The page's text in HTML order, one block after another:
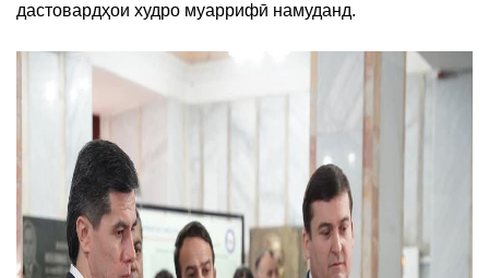
дастовардҳои худро муаррифӣ намуданд.